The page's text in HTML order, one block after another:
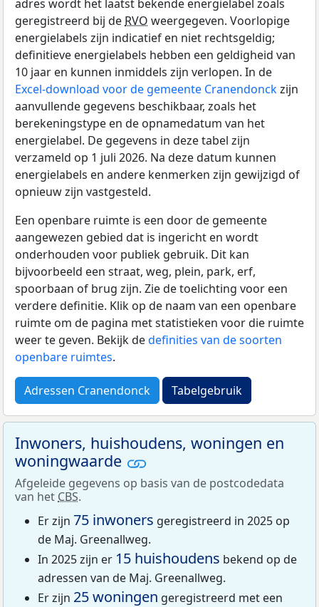
adres wordt het laatst bekende energielabel zoals
geregistreerd bij de RVO weergegeven. Voorlopige
energielabels zijn indicatief en niet rechtsgeldig;
definitieve energielabels hebben een geldigheid van
10 jaar en kunnen inmiddels zijn verlopen. In de
Excel-download voor de gemeente Cranendonckzijn
aanvullende gegevens beschikbaar, zoals het
berekeningstype en de opnamedatum van het
energielabel. De gegevens in deze tabel zijn
verzameld op 1 juli 2026. Na deze datum kunnen
energielabels en andere kenmerken zijn gewijzigd of
opnieuw zijn vastgesteld.
Een openbare ruimte is een door de gemeente
aangewezen gebied dat is ingericht en wordt
onderhouden voor publiek gebruik. Dit kan
bijvoorbeeld een straat, weg, plein, park, erf,
spoorbaan of brug zijn. Zie de toelichting voor een
verdere definitie. Klik op de naam van een openbare
ruimte om de pagina met statistieken voor die ruimte
weer te geven. Bekijk dedefinities van de soorten
openbare ruimtes.
Adressen Cranendonck Tabelgebruik
Inwoners, huishoudens, woningen en
woningwaarde
Afgeleide gegevens op basis van de postcodedata
van het CBS.
Er zijn 75 inwoners geregistreerd in 2025 op
de Maj. Greenallweg.
In 2025 zijn er 15 huishoudens bekend op de
adressen van de Maj. Greenallweg.
Er zijn 25 woningen geregistreerd met een